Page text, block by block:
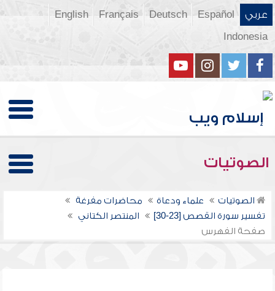
عربي Español
Deutsch
Français
English
Indonesia
الصوتيات
الصوتيات علماء ودعاة
محاضرات مفرغة
تفسير سورة القصص [23-30]
المنتصر الكتاني
صفحة الفهرس